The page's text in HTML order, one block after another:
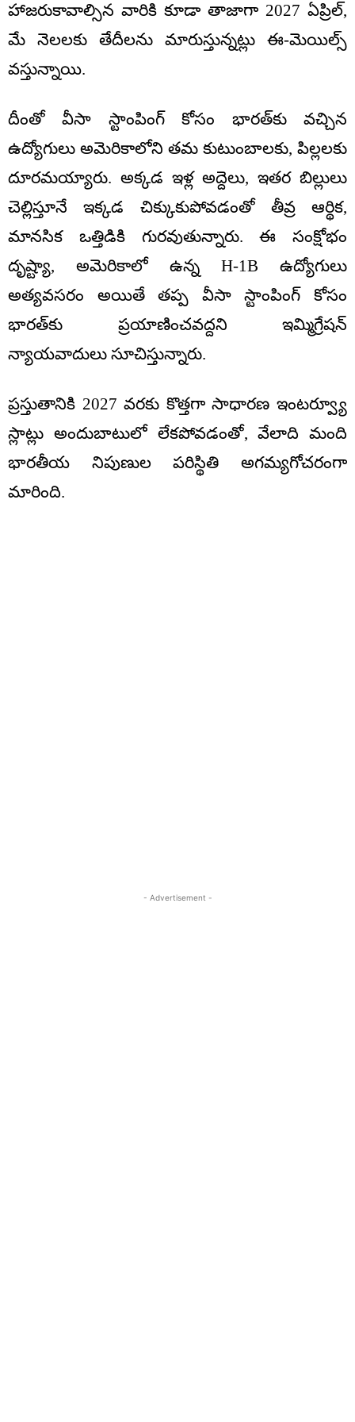
హాజరుకావాల్సిన వారికి కూడా తాజాగా 2027 ఏప్రిల్,
మే నెలలకు తేదీలను మారుస్తున్నట్లు ఈ-మెయిల్స్
వస్తున్నాయి.
దీంతో వీసా స్టాంపింగ్ కోసం భారత్‌కు వచ్చిన
ఉద్యోగులు అమెరికాలోని తమ కుటుంబాలకు, పిల్లలకు
దూరమయ్యారు. అక్కడ ఇళ్ల అద్దెలు, ఇతర బిల్లులు
చెల్లిస్తూనే ఇక్కడ చిక్కుకుపోవడంతో తీవ్ర ఆర్థిక,
మానసిక ఒత్తిడికి గురవుతున్నారు. ఈ సంక్షోభం
దృష్ట్యా, అమెరికాలో ఉన్న H-1B ఉద్యోగులు
అత్యవసరం అయితే తప్ప వీసా స్టాంపింగ్ కోసం
భారత్‌కు ప్రయాణించవద్దని ఇమ్మిగ్రేషన్
న్యాయవాదులు సూచిస్తున్నారు.
ప్రస్తుతానికి 2027 వరకు కొత్తగా సాధారణ ఇంటర్వ్యూ
స్లాట్లు అందుబాటులో లేకపోవడంతో, వేలాది మంది
భారతీయ నిపుణుల పరిస్థితి అగమ్యగోచరంగా
మారింది.
- Advertisement -